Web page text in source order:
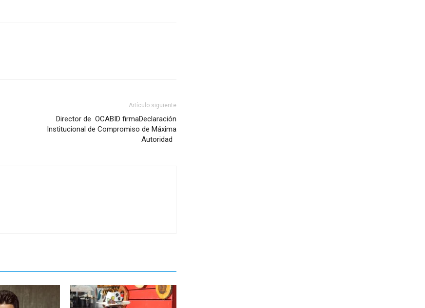
Artículo siguiente
Director de OCABID firmaDeclaración
Institucional de Compromiso de Máxima
Autoridad